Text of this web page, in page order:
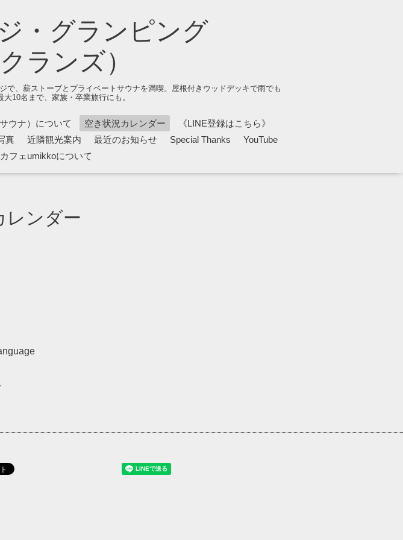
・グランピング
ランズ）
、薪ストーブとプライベートサウナを満喫。屋根付きウッドデッキで雨でも
10名まで、家族・卒業旅行にも。
ウナ）について 空き状況カレンダー
《LINE登録はこちら》
真 近隣観光案内 最近のお知らせ Special Thanks
YouTube
フェumikkoについて
レンダー